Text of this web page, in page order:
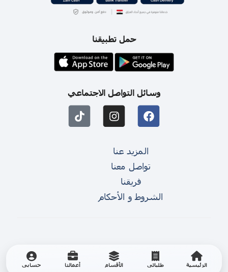
الرئيسية طلباتي الأقسام أعمالنا حسابي
حمل تطبيقنا
وسائل التواصل الاجتماعي
المزيد عنا
تواصل معنا
فريقنا
الشروط و الأحكام